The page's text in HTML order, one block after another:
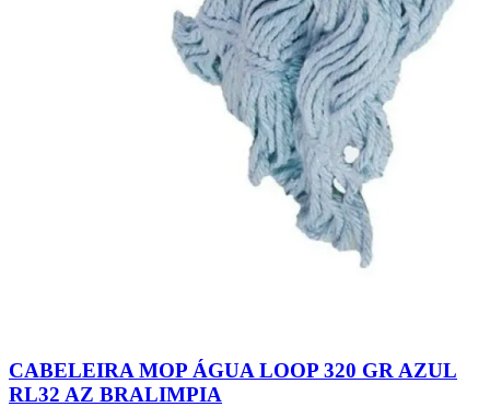
CABELEIRA MOP ÁGUA LOOP 320 GR AZUL
RL32 AZ BRALIMPIA